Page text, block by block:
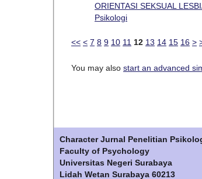
ORIENTASI SEKSUAL
Psikologi
<< < 7 8 9 10 11 12 13 14 15 16 >
You may also start an advanced
Character Jurnal Penelitian
Faculty of Psychology
Universitas Negeri Surabaya
Lidah Wetan Surabaya 60213